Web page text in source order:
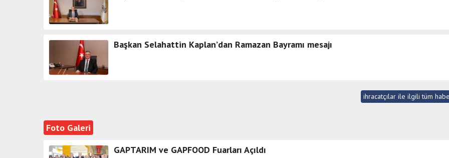
Başkan Selahattin Kaplan’dan Ramazan Bayramı mesajı
ihracatçılar ile ilgili tüm
Foto Galeri
GAPTARIM ve GAPFOOD Fuarları Açıldı